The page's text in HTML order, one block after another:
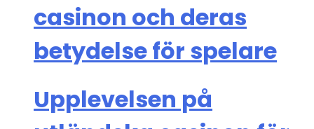
casinon och deras
betydelse för spelare
Upplevelsen på